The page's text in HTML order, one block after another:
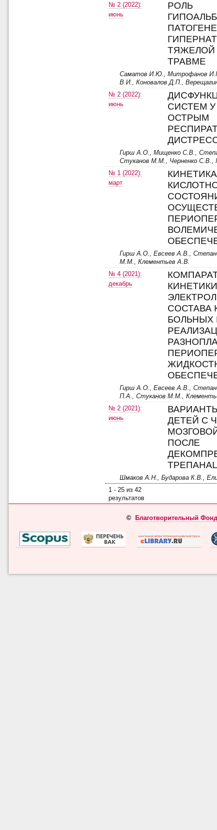
№ 2 (2022):
июнь
РОЛЬ
ТРАВМЕ
Саматов И.Ю., Митрофанов
В.И., Коновалов Д.П.,
№ 2 (2022):
июнь
СИСТЕМ
ОСТРЫМ
Гирш А.О., Мищенко С.В.,
Стуканов М.М., Черненко
№ 1 (2022):
март
Гирш А.О., Евсеев А.В.,
М.М., Клементьев А.В.
№ 4 (2021):
декабрь
КИНЕТИКИ
СОСТАВА
БОЛЬНЫХ
Гирш А.О., Евсеев А.В.,
П.А., Стуканов М.М.,
№ 2 (2021):
июнь
ДЕТЕЙ С
ПОСЛЕ
Шмаков А.Н., Бударова К.В.,
1 - 25 из 42
результатов
© Благотворительный